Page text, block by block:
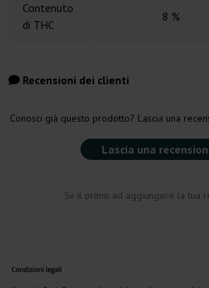
Contenuto
di THC
8 %
Recensioni dei clienti
Conosci già questo prodotto? Lascia una
Lascia una
Sii il primo ad aggiungere la tua